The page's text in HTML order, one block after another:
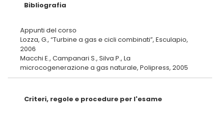
Bibliografia
Appunti del corso
Lozza, G., “Turbine a gas e cicli combinati”, Esculapio,
2006
Macchi E., Campanari S., Silva P., La
Criteri, regole e procedure per l'esame